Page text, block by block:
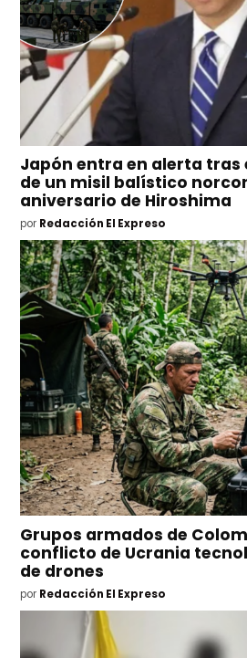
Japón entra en alerta tras
de un misil balístico
aniversario de Hiroshima
por Redacción El Expreso
Grupos armados de
conflicto de Ucrania
de drones
por Redacción El Expreso